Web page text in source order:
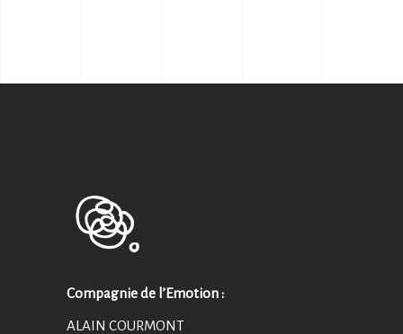
Compagnie de l’Emotion :
ALAIN COURMONT